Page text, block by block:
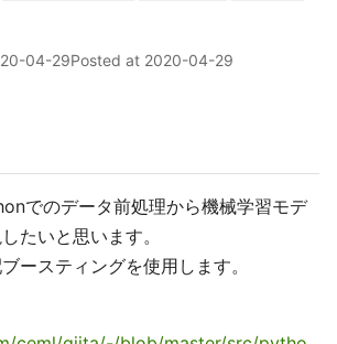
04-29Posted at 2020-04-29
でのデータ前処理から機械学習モデ
たいと思います。
ースティングを使用します。